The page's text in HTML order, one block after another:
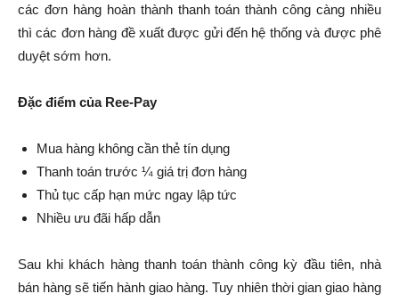
các đơn hàng hoàn thành thanh toán thành công càng nhiều
thì các đơn hàng đề xuất được gửi đến hệ thống và được phê
duyệt sớm hơn.
Đặc điểm của Ree-Pay
Mua hàng không cần thẻ tín dụng
Thanh toán trước ¼ giá trị đơn hàng
Thủ tục cấp hạn mức ngay lập tức
Nhiều ưu đãi hấp dẫn
Sau khi khách hàng thanh toán thành công kỳ đầu tiên, nhà
bán hàng sẽ tiến hành giao hàng. Tuy nhiên thời gian giao hàng